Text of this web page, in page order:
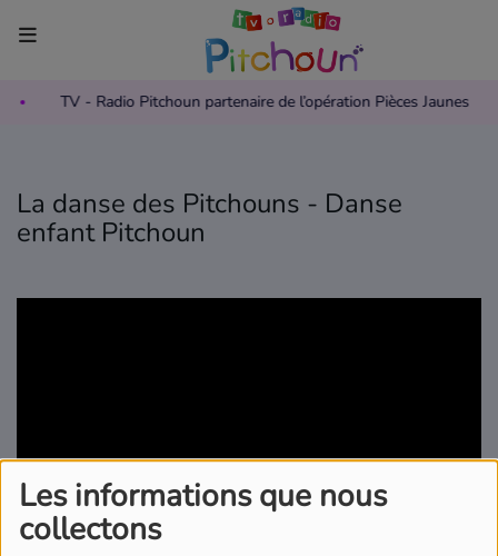
Les informations que nous
collectons
TV - Radio Pitchoun partenaire de l’opération Pièces Jaunes
Accueil
Grille des programmes TV
Podcasts
Où écouter Radio Pitchoun ?
La danse des Pitchouns - Danse
enfant Pitchoun